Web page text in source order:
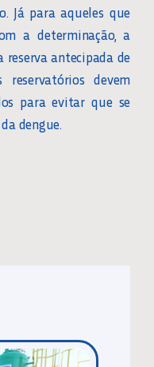
Já para aqueles que
a determinação, a
reserva antecipada de
devem
para evitar que se
dengue.